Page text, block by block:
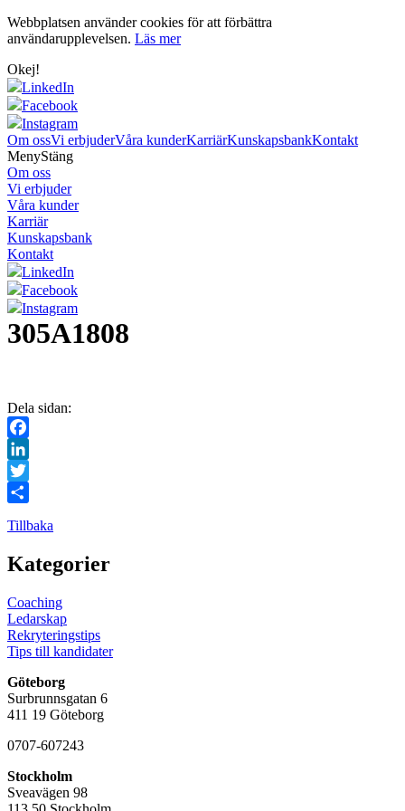
Webbplatsen använder cookies för att förbättra
användarupplevelsen. Läs mer
Okej!
LinkedIn
Facebook
Instagram
Om ossVi erbjuderVåra kunderKarriärKunskapsbankKontakt
MenyStäng
Om oss
Vi erbjuder
Våra kunder
Karriär
Kunskapsbank
Kontakt
LinkedIn
Facebook
Instagram
305A1808
Dela sidan:
Facebook
LinkedIn
Twitter
Tillbaka
Kategorier
Coaching
Ledarskap
Rekryteringstips
Tips till kandidater
Göteborg
Surbrunnsgatan 6
411 19 Göteborg
0707-607243
Stockholm
Sveavägen 98